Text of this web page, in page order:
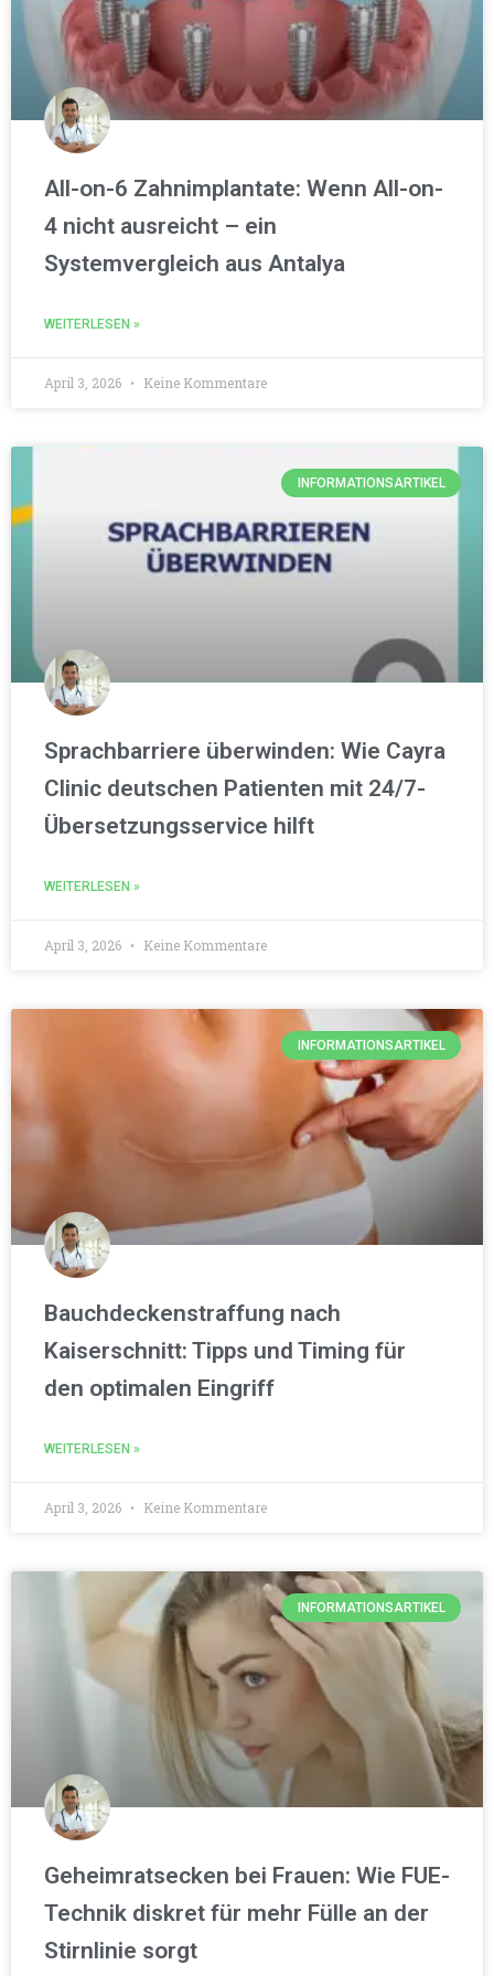
All-on-6 Zahnimplantate: Wenn All-on-
4 nicht ausreicht – ein
Systemvergleich aus Antalya
WEITERLESEN »
April 3, 2026 Keine Kommentare
INFORMATIONSARTIKEL
Sprachbarriere überwinden: Wie Cayra
Clinic deutschen Patienten mit 24/7-
Übersetzungsservice hilft
WEITERLESEN »
April 3, 2026 Keine Kommentare
INFORMATIONSARTIKEL
Bauchdeckenstraffung nach
Kaiserschnitt: Tipps und Timing für
den optimalen Eingriff
WEITERLESEN »
April 3, 2026 Keine Kommentare
INFORMATIONSARTIKEL
Geheimratsecken bei Frauen: Wie FUE-
Technik diskret für mehr Fülle an der
Stirnlinie sorgt